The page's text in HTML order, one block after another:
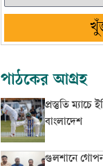
পাঠকের আগ্রহ
প্রস্তুতি ম্যাচে
বাংলাদেশ
গুলশানে